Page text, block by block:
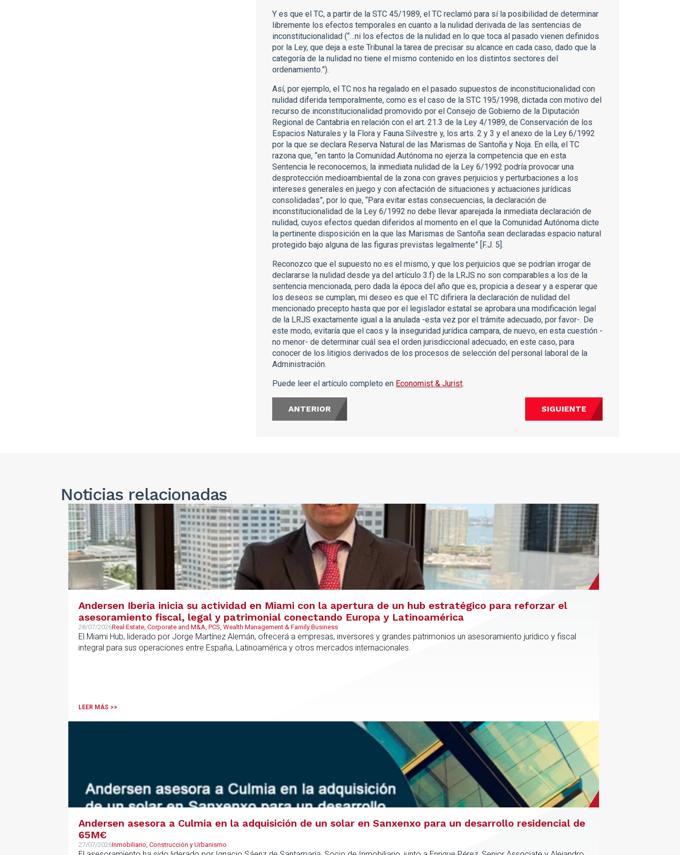
Y es que el TC, a partir de la STC 45/1989, el TC reclamó para sí la posibilidad de determinar
libremente los efectos temporales en cuanto a la nulidad derivada de las sentencias de
inconstitucionalidad (“…ni los efectos de la nulidad en lo que toca al pasado vienen definidos
por la Ley, que deja a este Tribunal la tarea de precisar su alcance en cada caso, dado que la
categoría de la nulidad no tiene el mismo contenido en los distintos sectores del
ordenamiento.”).
Así, por ejemplo, el TC nos ha regalado en el pasado supuestos de inconstitucionalidad con
nulidad diferida temporalmente, como es el caso de la STC 195/1998, dictada con motivo del
recurso de inconstitucionalidad promovido por el Consejo de Gobierno de la Diputación
Regional de Cantabria en relación con el art. 21.3 de la Ley 4/1989, de Conservación de los
Espacios Naturales y la Flora y Fauna Silvestre y, los arts. 2 y 3 y el anexo de la Ley 6/1992
por la que se declara Reserva Natural de las Marismas de Santoña y Noja. En ella, el TC
razona que, “en tanto la Comunidad Autónoma no ejerza la competencia que en esta
Sentencia le reconocemos, la inmediata nulidad de la Ley 6/1992 podría provocar una
desprotección medioambiental de la zona con graves perjuicios y perturbaciones a los
intereses generales en juego y con afectación de situaciones y actuaciones jurídicas
consolidadas”, por lo que, “Para evitar estas consecuencias, la declaración de
inconstitucionalidad de la Ley 6/1992 no debe llevar aparejada la inmediata declaración de
nulidad, cuyos efectos quedan diferidos al momento en el que la Comunidad Autónoma dicte
la pertinente disposición en la que las Marismas de Santoña sean declaradas espacio natural
protegido bajo alguna de las figuras previstas legalmente” [F.J. 5].
Reconozco que el supuesto no es el mismo, y que los perjuicios que se podrían irrogar de
declararse la nulidad desde ya del artículo 3.f) de la LRJS no son comparables a los de la
sentencia mencionada, pero dada la época del año que es, propicia a desear y a esperar que
los deseos se cumplan, mi deseo es que el TC difiriera la declaración de nulidad del
mencionado precepto hasta que por el legislador estatal se aprobara una modificación legal
de la LRJS exactamente igual a la anulada -esta vez por el trámite adecuado, por favor-. De
este modo, evitaría que el caos y la inseguridad jurídica campara, de nuevo, en esta cuestión -
no menor- de determinar cuál sea el orden jurisdiccional adecuado; en este caso, para
conocer de los litigios derivados de los procesos de selección del personal laboral de la
Administración.
Puede leer el artículo completo en Economist & Jurist.
ANTERIOR SIGUIENTE
Noticias relacionadas
Andersen Iberia inicia su actividad en Miami con la apertura de un hub estratégico para reforzar el
asesoramiento fiscal, legal y patrimonial conectando Europa y Latinoamérica
28/07/2026Real Estate, Corporate and M&A, PCS, Wealth Management & Family Business
El Miami Hub, liderado por Jorge Martínez Alemán, ofrecerá a empresas, inversores y grandes patrimonios un asesoramiento jurídico y fiscal
integral para sus operaciones entre España, Latinoamérica y otros mercados internacionales.
LEER MÁS >>
Andersen asesora a Culmia en la adquisición de un solar en Sanxenxo para un desarrollo residencial de
65M€
27/07/2026Inmobiliario, Construcción y Urbanismo